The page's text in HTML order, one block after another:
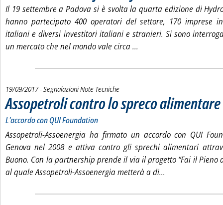
. Pubblicata venerdì 22 settembre 2017 alle 11.57.
Il 19 settembre a Padova si è svolta la quarta edizione di
hanno partecipato 400 operatori del settore, 170 imprese
italiani e diversi investitori italiani e stranieri. Si sono
un mercato che nel mondo vale circa ...
19/09/2017- Segnalazioni Note Tecniche
Assopetroli contro lo spreco alimentare
L'accordo con QUI Foundation
Assopetroli-Assoenergia ha firmato un accordo con QUI
Genova nel 2008 e attiva contro gli sprechi alimentari
Buono. Con la partnership prende il via il progetto “Fai il Pieno
al quale Assopetroli-Assoenergia metterà a di...